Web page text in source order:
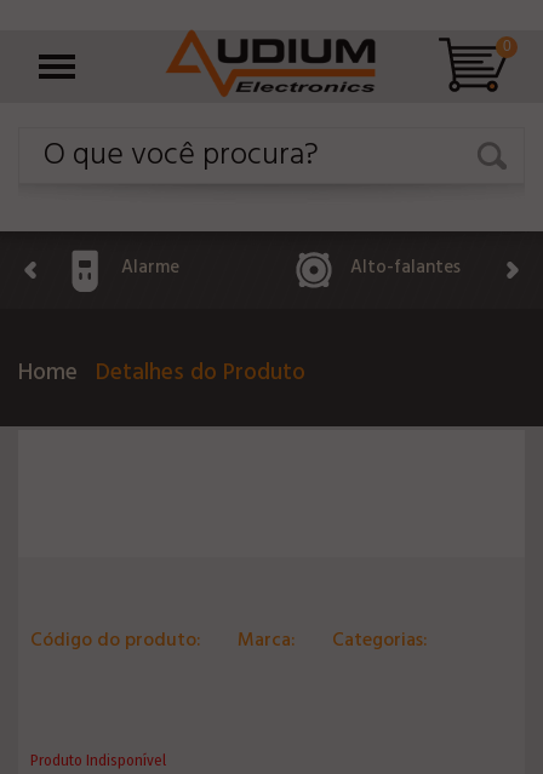
0
Alarme Alto-falantes
Home Detalhes do Produto
Código do produto: Marca: Categorias:
Produto Indisponível